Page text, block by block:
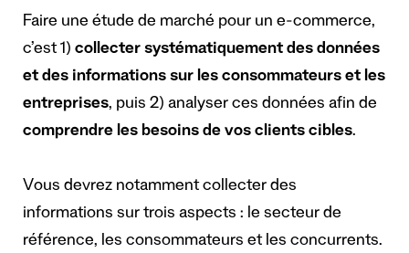
Faire une étude de marché pour un e-commerce,
c’est 1) collecter systématiquement des données
et des informations sur les consommateurs et les
entreprises, puis 2) analyser ces données afin de
comprendre les besoins de vos clients cibles.
Vous devrez notamment collecter des
informations sur trois aspects : le secteur de
référence, les consommateurs et les concurrents.